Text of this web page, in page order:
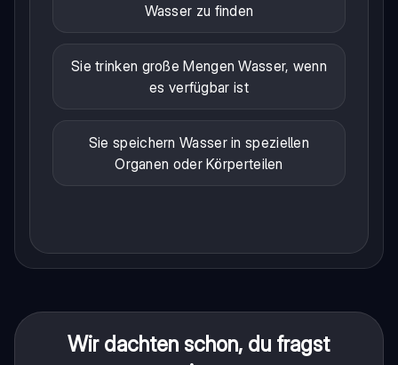
Wasser zu finden
Sie trinken große Mengen Wasser, wenn
es verfügbar ist
Sie speichern Wasser in speziellen
Organen oder Körperteilen
Wir dachten schon, du fragst